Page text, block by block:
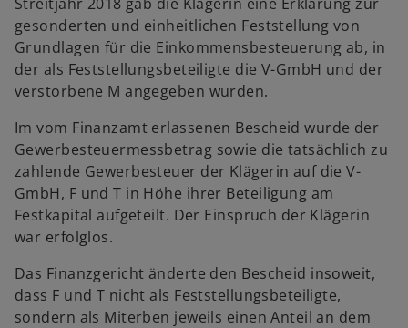
gesonderten und einheitlichen Feststellung von
Grundlagen für die Einkommensbesteuerung ab, in
der als Feststellungsbeteiligte die V-GmbH und der
verstorbene M angegeben wurden.
Im vom Finanzamt erlassenen Bescheid wurde der
Gewerbesteuermessbetrag sowie die tatsächlich zu
zahlende Gewerbesteuer der Klägerin auf die V-
GmbH, F und T in Höhe ihrer Beteiligung am
Festkapital aufgeteilt. Der Einspruch der Klägerin
war erfolglos.
Das Finanzgericht änderte den Bescheid insoweit,
dass F und T nicht als Feststellungsbeteiligte,
sondern als Miterben jeweils einen Anteil an dem